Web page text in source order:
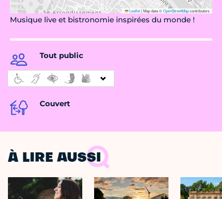
Leaflet|Map data ©OpenStreetMapcontributors
Musique live et bistronomie inspirées du monde !
Tout public
Couvert
À LIRE AUSSI